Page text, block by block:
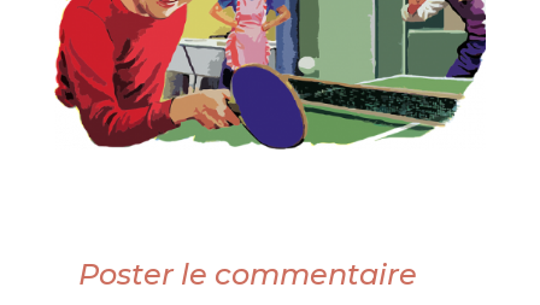
Poster le commentaire